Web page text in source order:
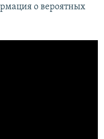
о вероятных